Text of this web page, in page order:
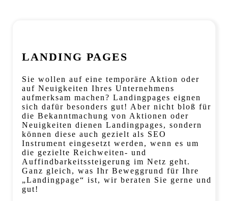
LANDING PAGES
Sie wollen auf eine temporäre Aktion oder
auf Neuigkeiten Ihres Unternehmens
aufmerksam machen? Landingpages eignen
sich dafür besonders gut! Aber nicht bloß für
die Bekanntmachung von Aktionen oder
Neuigkeiten dienen Landingpages, sondern
können diese auch gezielt als SEO
Instrument eingesetzt werden, wenn es um
die gezielte Reichweiten- und
Auffindbarkeitssteigerung im Netz geht.
Ganz gleich, was Ihr Beweggrund für Ihre
„Landingpage“ ist, wir beraten Sie gerne und
gut!